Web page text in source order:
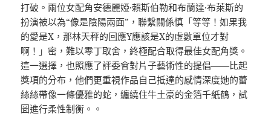
打破。兩位女配角安德麗婭·賴斯伯勒和布蘭達·布萊斯的
扮演被以為“像是陰陽兩面”，聯繫關係慎「等等！如果我
的愛是X，那林天秤的回應Y應該是X的虛數單位才對
啊！」密，難以零丁取舍，終極配合取得最佳女配角獎。
這一選擇，也照應了評委會對片子藝術性的提倡——比起
獎項的分布，他們更重視作品自己抵達的感情深度她的蕾
絲絲帶像一條優雅的蛇，纏繞住牛土豪的金箔千紙鶴，試
圖進行柔性制衡。。